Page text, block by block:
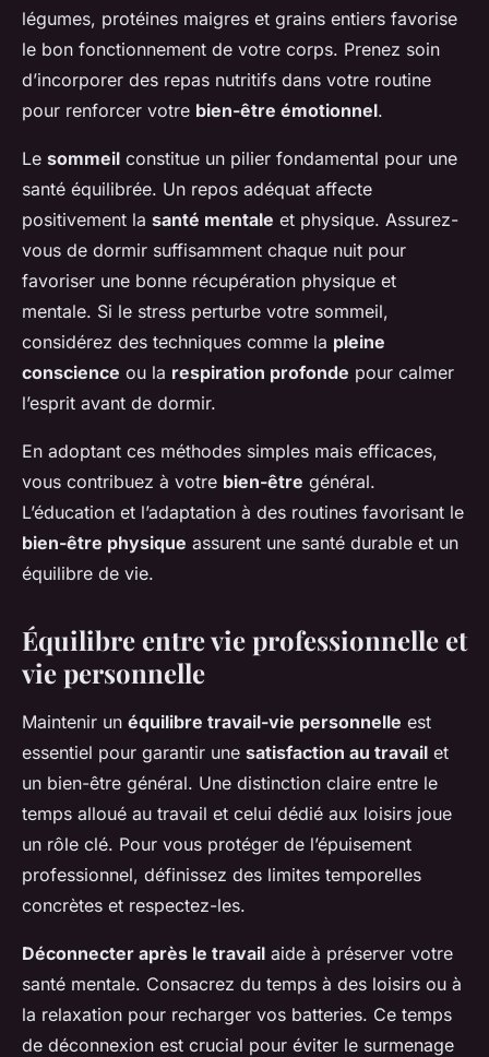
légumes, protéines maigres et grains entiers favorise
le bon fonctionnement de votre corps. Prenez soin
d’incorporer des repas nutritifs dans votre routine
pour renforcer votre bien-être émotionnel.
Le sommeil constitue un pilier fondamental pour une
santé équilibrée. Un repos adéquat affecte
positivement la santé mentale et physique. Assurez-
vous de dormir suffisamment chaque nuit pour
favoriser une bonne récupération physique et
mentale. Si le stress perturbe votre sommeil,
considérez des techniques comme la pleine
conscience ou la respiration profonde pour calmer
l’esprit avant de dormir.
En adoptant ces méthodes simples mais efficaces,
vous contribuez à votre bien-être général.
L’éducation et l’adaptation à des routines favorisant le
bien-être physique assurent une santé durable et un
équilibre de vie.
Équilibre entre vie professionnelle et
vie personnelle
Maintenir un équilibre travail-vie personnelle est
essentiel pour garantir une satisfaction au travail et
un bien-être général. Une distinction claire entre le
temps alloué au travail et celui dédié aux loisirs joue
un rôle clé. Pour vous protéger de l’épuisement
professionnel, définissez des limites temporelles
concrètes et respectez-les.
Déconnecter après le travail aide à préserver votre
santé mentale. Consacrez du temps à des loisirs ou à
la relaxation pour recharger vos batteries. Ce temps
de déconnexion est crucial pour éviter le surmenage